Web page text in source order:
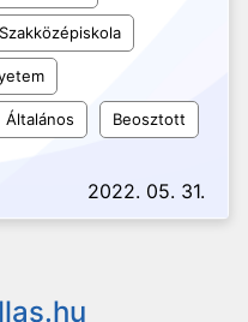
Szakközépiskola
Általános Beosztott
2022. 05. 31.